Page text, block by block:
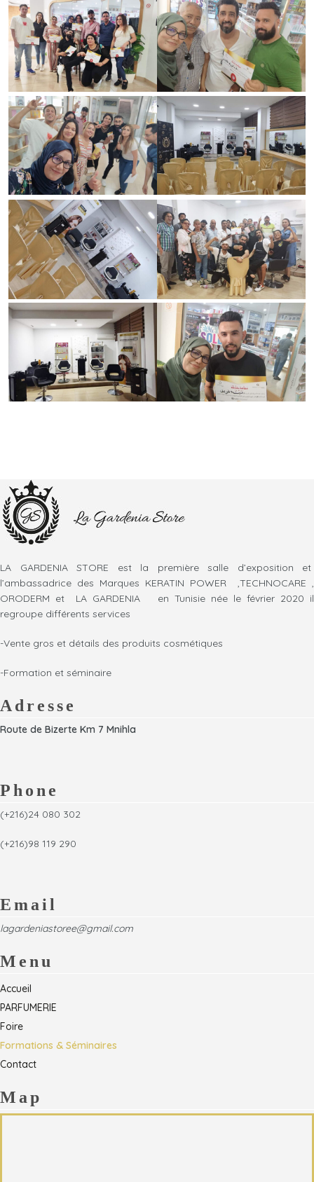
LA GARDENIA STORE est la première salle d’exposition et
l’ambassadrice des Marques KERATIN POWER ,TECHNOCARE ,
ORODERM et LA GARDENIA en Tunisie née le février 2020 il
regroupe différents services
-Vente gros et détails des produits cosmétiques
-Formation et séminaire
Adresse
Route de Bizerte Km 7 Mnihla
Phone
(+216)24 080 302
(+216)98 119 290
Email
lagardeniastoree@gmail.com
Menu
Accueil
PARFUMERIE
Foire
Formations & Séminaires
Contact
Map